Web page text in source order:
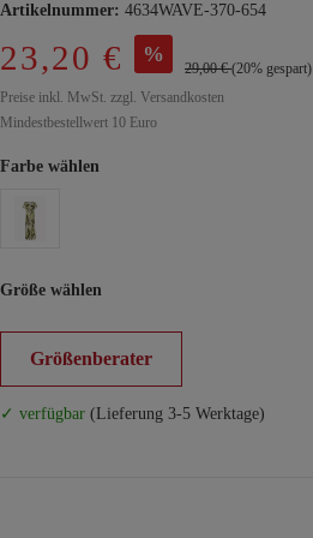
Artikelnummer: 4634WAVE-370-654
23,20 € %
29,00 €(20% gespart)
Preise inkl. MwSt. zzgl. Versandkosten
Mindestbestellwert 10 Euro
Farbe wählen
Größe wählen
Größenberater
✓ verfügbar (Lieferung 3-5 Werktage)